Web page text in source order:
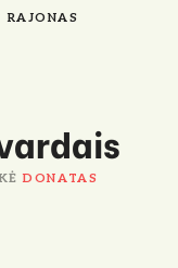
RAJONAS
DONATAS